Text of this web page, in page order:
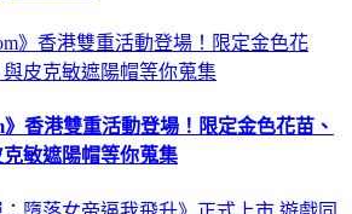
》香港雙重活動登場！限定金色花苗、
敏遮陽帽等你蒐集